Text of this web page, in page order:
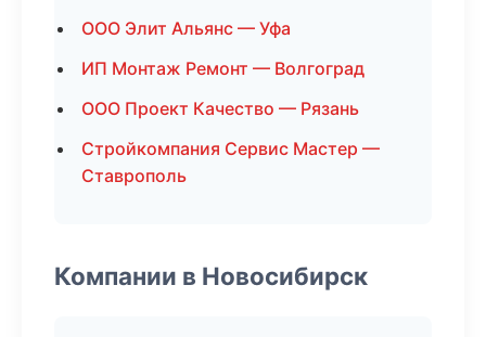
ООО Элит Альянс — Уфа
ИП Монтаж Ремонт — Волгоград
ООО Проект Качество — Рязань
Стройкомпания Сервис Мастер —
Ставрополь
Компании в Новосибирск